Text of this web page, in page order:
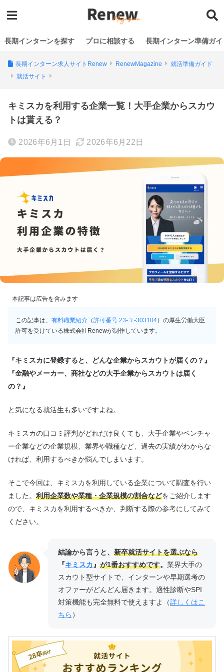
長期インターンを探す プロに相談する 長期インターン準備ガイ
長期インターン求人サイトRenew RenewMagazine
就活準備ガイド
就活サイト
キミスカを利用する企業一覧！大手企業からスカウ
トは貰える？
2026年6月1日 2026年6月22日
本記事は広告を含みます
この記事は、有料職業紹介 （許可番号:23-ユ-303104）の厚生労働大臣
許可を受けている株式会社Renewが制作しています。
『キミスカに登録すると、どんな企業からスカウトが届くの？』
『金融やメーカー、商社などの大手企業からスカウトは届く
の？』
と気になる就活生も多いですよね。
キミスカの口コミ評判がどれだけ良くても、大手企業やベンチャ
ー企業などの企業規模、業界や職種など、過去の実績がわからな
ければ、利用するべきか悩んでしまいます。
そこで今回は、キミスカを利用している企業について調査を行い
ました。 利用企業数や業種・企業規模の割合などをご紹介します
ので、キミスカを利用するべきか、判断する際の参考にしてみて
ください。
結論から言うと、 新卒就活サイトを選ぶなら
『キミスカ 』 が1番おすすめです。 業界大手の
スカウト型サイトで、インターンや早期選考の
オファーがどんどん届きます。適性診断やSPI
対策機能も完全無料で使えますよ（詳しくはこ
ちら ）